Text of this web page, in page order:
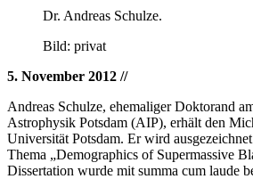
Dr. Andreas Schulze.
Bild: privat
5. November 2012 //
Andreas Schulze, ehemaliger Doktorand
Astrophysik Potsdam (AIP), erhält den
Universität Potsdam. Er wird
Thema „Demographics of Supermassive
Dissertation wurde mit summa cum laude